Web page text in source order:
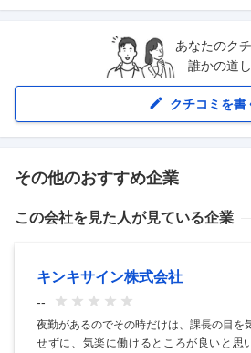
あなたのク
誰かの道
クチコミを書
その他のおすすめ企業
この会社を見た人が見ている企業
キンキサイン株式会社
--
夜勤があるのでその時だけは、課長の目を
せずに、気楽に働けるところが良いと思